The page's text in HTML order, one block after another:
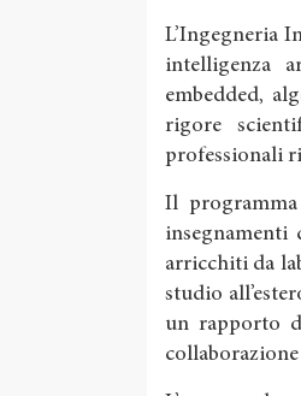
L’Ingegneria
intelligenza
embedded,
rigore
professionali
Il
arricchiti da
studio
un rapporto
collaborazione